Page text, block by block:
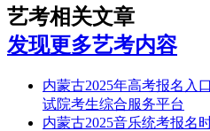
艺考相关文章
发现更多艺考内容
内蒙古2025年高考报名入
试院考生综合服务平台
内蒙古2025音乐统考报名